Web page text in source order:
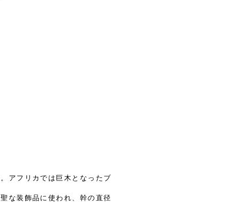
アフリカでは巨木となったブ
な装飾品に使われ、幹の直径